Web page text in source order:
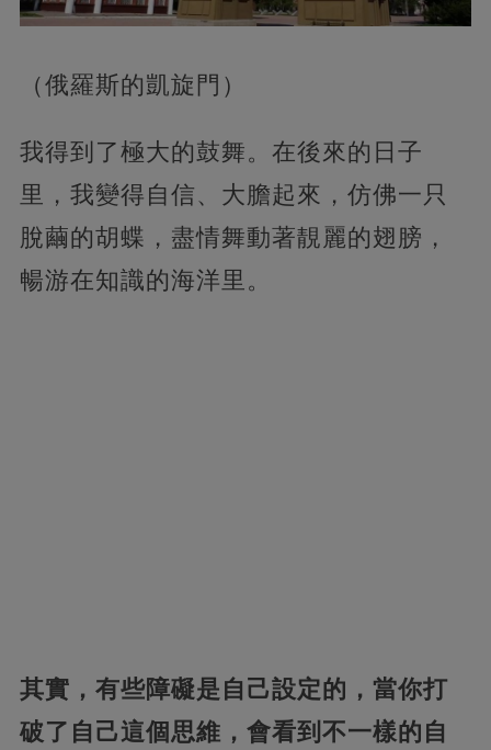
（俄羅斯的凱旋門）
我得到了極大的鼓舞。在後來的日子
里，我變得自信、大膽起來，仿佛一只
脫繭的胡蝶，盡情舞動著靚麗的翅膀，
暢游在知識的海洋里。
其實，有些障礙是自己設定的，當你打
破了自己這個思維，會看到不一樣的自